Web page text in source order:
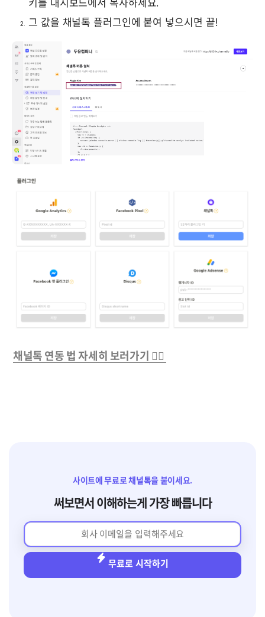
키를 대시보드에서 복사하세요.
그 값을 채널톡 플러그인에 붙여 넣으시면 끝!
채널톡 연동 법 자세히 보러가기 👉🏻
사이트에 무료로 채널톡을 붙이세요.
써보면서 이해하는게 가장 빠릅니다
무료로 시작하기